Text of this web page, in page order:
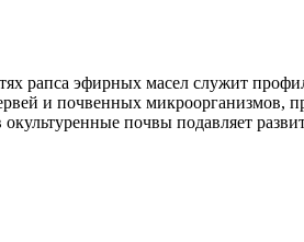
рапса эфирных масел служит
и почвенных
почвы подавляет